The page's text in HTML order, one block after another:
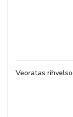
Veoratas